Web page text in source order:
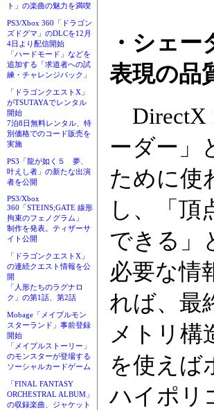
ト」の楽曲の魅力を満喫
PS3/Xbox 360「ドラゴン
ズドグマ」のDLCを12月
4日より配信開始
「ハードモード」などを
追加する「求道者への試
練・チャレンジパック」
「ドラゴンクエストX」
がTSUTAYAでレンタル
開始
7泊8日無料レンタル、特
別価格でのコード販売を
実施
PS3「龍が如く５ 夢、
叶えし者」の新たな出演
者を公開
PS3/Xbox
360「STEINS;GATE 線形
拘束のフェノグラム」
制作を発表。ティザーサ
イト公開
「ドラゴンクエストX」
の連続クエスト情報を公
開
「人形たちのラグナロ
ク」の第1話、第2話
Mobage「メイプルモン
スターランド」事前登録
開始
「メイプルストーリー」
のモンスターが登場する
ソーシャルカードゲーム
「FINAL FANTASY
ORCHESTRAL ALBUM」
の収録楽曲、ジャケット
・シェ
表現の品
DirectX
ーダー」
ために使
し、「頂
できる」
必要な情
れば、最
メトリ構
を使えば
ハイポリ